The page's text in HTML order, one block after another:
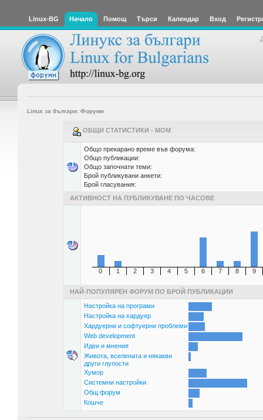
Linux-BG Начало Помощ Търси Календар Вход
Linux за българи: Форуми
ОБЩИ СТАТИСТИКИ - MOM
Общо прекарано време във форума:
Общо публикации:
Общо започнати теми:
Брой публикувани анкети:
Брой гласувания:
АКТИВНОСТ НА ПУБЛИКУВАНЕ ПО ЧАСОВЕ
0 1 2 3 4 5 6 7 8 9
НАЙ-ПОПУЛЯРЕН ФОРУМ ПО БРОЙ ПУБЛИКАЦИИ
Настройка на програми
Настройка на хардуер
Хардуерни и софтуерни проблеми
Web development
Идеи и мнения
Живота, вселената и някакви
други глупости
Хумор
Системни настройки
Общ форум
Кошче